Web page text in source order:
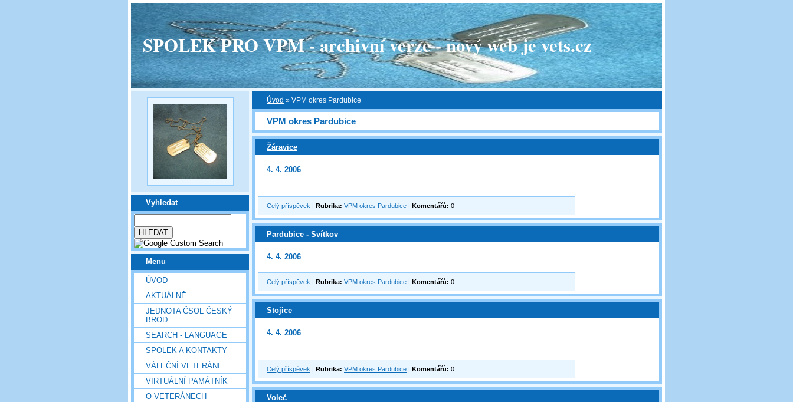
SPOLEK PRO VPM - archivní verze - nový web je vets.cz
Vyhledat
Menu
ÚVOD
AKTUÁLNĚ
JEDNOTA ČSOL ČESKÝ
BROD
SEARCH - LANGUAGE
SPOLEK A KONTAKTY
VÁLEČNÍ VETERÁNI
VIRTUÁLNÍ PAMÁTNÍK
O VETERÁNECH
Úvod » VPM okres Pardubice
VPM okres Pardubice
Žáravice
4. 4. 2006
Celý příspěvek | Rubrika: VPM okres Pardubice | Komentářů: 0
Pardubice - Svítkov
4. 4. 2006
Celý příspěvek | Rubrika: VPM okres Pardubice | Komentářů: 0
Stojice
4. 4. 2006
Celý příspěvek | Rubrika: VPM okres Pardubice | Komentářů: 0
Voleč